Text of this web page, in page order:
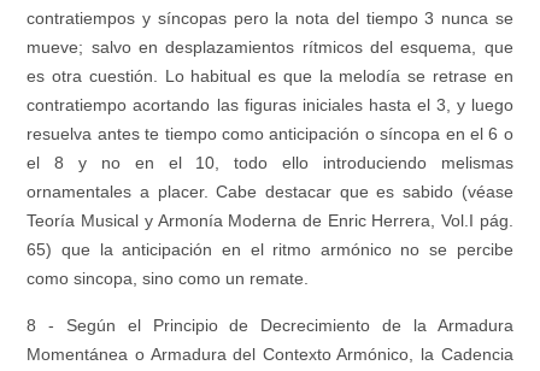
contratiempos y síncopas pero la nota del tiempo 3 nunca se
mueve; salvo en desplazamientos rítmicos del esquema, que
es otra cuestión. Lo habitual es que la melodía se retrase en
contratiempo acortando las figuras iniciales hasta el 3, y luego
resuelva antes te tiempo como anticipación o síncopa en el 6 o
el 8 y no en el 10, todo ello introduciendo melismas
ornamentales a placer. Cabe destacar que es sabido (véase
Teoría Musical y Armonía Moderna de Enric Herrera, Vol.I pág.
65) que la anticipación en el ritmo armónico no se percibe
como sincopa, sino como un remate.
8 - Según el Principio de Decrecimiento de la Armadura
Momentánea o Armadura del Contexto Armónico, la Cadencia